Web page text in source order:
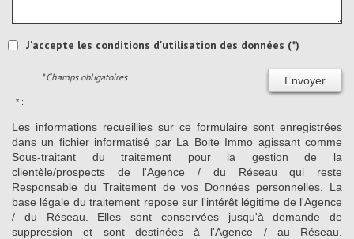
J'accepte les conditions d'utilisation des données (*)
Envoyer
* Champs obligatoires
* :
Les informations recueillies sur ce formulaire sont enregistrées
dans un fichier informatisé par La Boite Immo agissant comme
Sous-traitant du traitement pour la gestion de la
clientèle/prospects de l'Agence / du Réseau qui reste
Responsable du Traitement de vos Données personnelles. La
base légale du traitement repose sur l'intérêt légitime de l'Agence
/ du Réseau. Elles sont conservées jusqu'à demande de
suppression et sont destinées à l'Agence / au Réseau.